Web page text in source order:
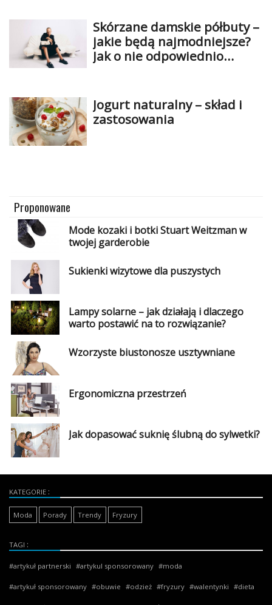
Skórzane damskie półbuty –
jakie będą najmodniejsze?
Jak o nie odpowiednio
Jogurt naturalny – skład i
zastosowania
Proponowane
Mode kozaki i botki Stuart Weitzman w
twojej garderobie
Sukienki wizytowe dla puszystych
Lampy solarne – jak działają i dlaczego
warto postawić na to rozwiązanie?
Wzorzyste biustonosze usztywniane
Ergonomiczna przestrzeń
Jak dopasować suknię ślubną do sylwetki?
KATEGORIE
Moda Porady Trendy Fryzury
TAGI
artykuł partnerski artykul sponsorowany moda
artykuł sponsorowany obuwie odzież fryzury walentynki dieta